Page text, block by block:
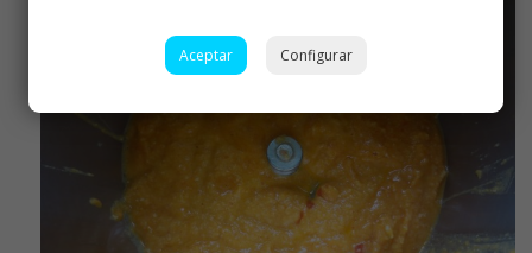
Aceptar Configurar